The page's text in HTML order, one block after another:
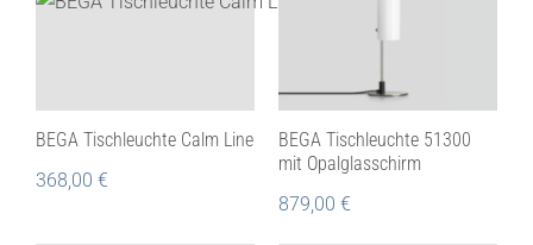
BEGA Tischleuchte Calm Line
368,00 €
BEGA Tischleuchte 51300
mit Opalglasschirm
879,00 €